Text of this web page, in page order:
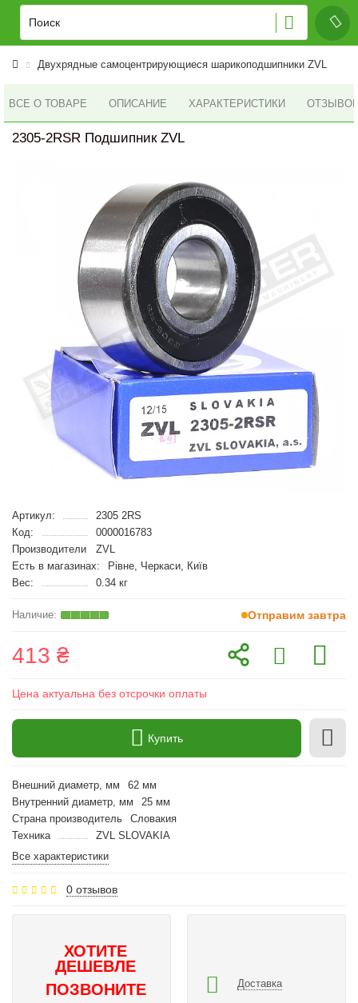
Двухрядные самоцентрирующиеся шарикоподшипники ZVL
ВСЕ О ТОВАРЕ ОПИСАНИЕ ХАРАКТЕРИСТИКИ ОТЗЫВОВ
2305-2RSR Подшипник ZVL
Артикул:
2305 2RS
Код:
0000016783
Производители
ZVL
Есть в магазинах:
Рівне, Черкаси, Київ
Вес:
0.34 кг
Отправим завтра
413 ₴
Цена актуальна без отсрочки оплаты
Купить
Внешний диаметр, мм
62 мм
Внутренний диаметр, мм
25 мм
Страна производитель
Словакия
Техника
ZVL SLOVAKIA
Все характеристики
0 отзывов
ХОТИТЕ
ДЕШЕВЛЕ
ПОЗВОНИТЕ
Доставка